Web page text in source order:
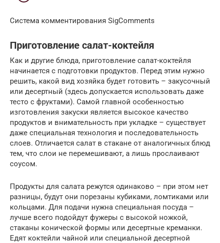
Система комментирования SigComments
Приготовление салат-коктейля
Как и другие блюда, приготовление салат-коктейля
начинается с подготовки продуктов. Перед этим нужно
решить, какой вид хозяйка будет готовить – закусочный
или десертный (здесь допускается использовать даже
тесто с фруктами). Самой главной особенностью
изготовления закуски является высокое качество
продуктов и внимательность при укладке – существует
даже специальная технология и последовательность
слоев. Отличается салат в стакане от аналогичных блюд
тем, что слои не перемешивают, а лишь прослаивают
соусом.
Продукты для салата режутся одинаково – при этом нет
разницы, будут они порезаны кубиками, ломтиками или
кольцами. Для подачи нужна специальная посуда –
лучше всего подойдут фужеры с высокой ножкой,
стаканы конической формы или десертные креманки.
Едят коктейли чайной или специальной десертной